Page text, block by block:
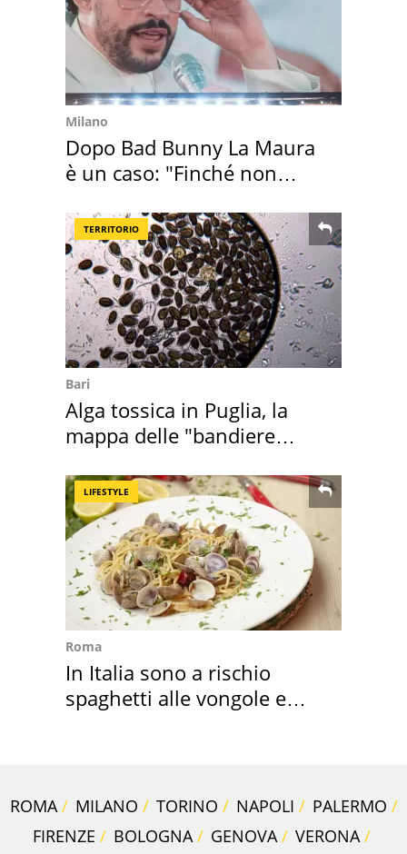
Milano
Dopo Bad Bunny La Maura
è un caso: "Finché non
TERRITORIO
Bari
Alga tossica in Puglia, la
mappa delle "bandiere
LIFESTYLE
Roma
In Italia sono a rischio
spaghetti alle vongole e
ROMA MILANO TORINO NAPOLI
PALERMO
FIRENZE
BOLOGNA GENOVA
VERONA